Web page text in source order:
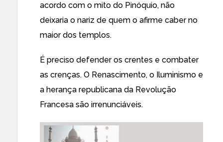
acordo com o mito do Pinóquio, não
deixaria o nariz de quem o afirme caber no
maior dos templos.
É preciso defender os crentes e combater
as crenças. O Renascimento, o Iluminismo e
a herança republicana da Revolução
Francesa são irrenunciáveis.